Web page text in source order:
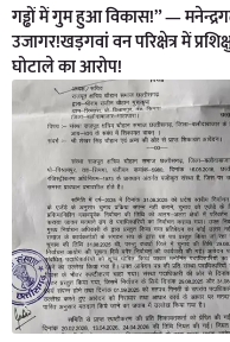
गड्ढों में गुम हुआ विकास!” —
उजागर!खड़गवां वन परिक्षेत्र में
घोटाले का आरोप!